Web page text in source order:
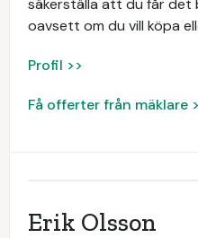
säkerställa att du får det
oavsett om du vill köpa
Profil >>
Få offerter från mäklare
Erik Olsson